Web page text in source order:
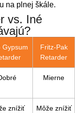
na plnej škále.
vs. Iné
Gypsum
Fritz-Pak
Retarder
Mierne
znížiť Môže znížiť